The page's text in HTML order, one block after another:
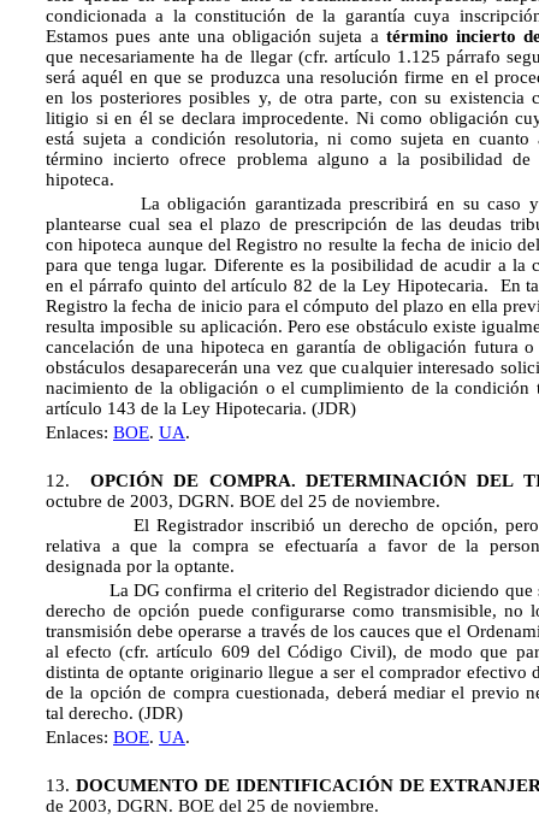
condicionada a la constitución de la garantía cuya
Estamos pues ante una obligación sujeta a término incierto
que necesariamente ha de llegar (cfr. artículo 1.125 párrafo
será aquél en que se produzca una resolución firme en el
en los posteriores posibles y, de otra parte, con su existencia
litigio si en él se declara improcedente. Ni como obligación
está sujeta a condición resolutoria, ni como sujeta en
término incierto ofrece problema alguno a la posibilidad de
hipoteca.
La obligación garantizada prescribirá en su caso y
plantearse cual sea el plazo de prescripción de las deudas
con hipoteca aunque del Registro no resulte la fecha de inicio
para que tenga lugar. Diferente es la posibilidad de acudir a la
en el párrafo quinto del artículo 82 de la Ley Hipotecaria. En
Registro la fecha de inicio para el cómputo del plazo en ella
resulta imposible su aplicación. Pero ese obstáculo existe
cancelación de una hipoteca en garantía de obligación futura
obstáculos desaparecerán una vez que cualquier interesado
nacimiento de la obligación o el cumplimiento de la condición
artículo 143 de la Ley Hipotecaria. (JDR)
Enlaces: BOE. UA.
12. OPCIÓN DE COMPRA. DETERMINACIÓN DEL
octubre de 2003, DGRN. BOE del 25 de noviembre.
El Registrador inscribió un derecho de opción, pero
relativa a que la compra se efectuaría a favor de la
designada por la optante.
La DG confirma el criterio del Registrador diciendo que
derecho de opción puede configurarse como transmisible, no
transmisión debe operarse a través de los cauces que el
al efecto (cfr. artículo 609 del Código Civil), de modo que
distinta de optante originario llegue a ser el comprador efectivo
de la opción de compra cuestionada, deberá mediar el previo
tal derecho. (JDR)
Enlaces: BOE. UA.
13. DOCUMENTO DE IDENTIFICACIÓN DE
de 2003, DGRN. BOE del 25 de noviembre.